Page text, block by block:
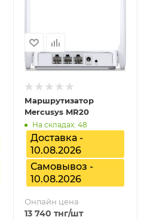
Маршрутизатор
Mercusys MR20
На складах: 48
Доставка -
10.08.2026
Самовывоз -
10.08.2026
Онлайн цена
13 740 тнг/шт